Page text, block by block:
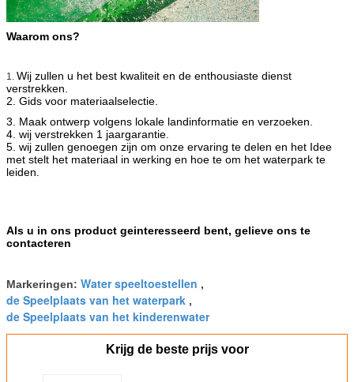
Waarom ons?
1. Wij zullen u het best kwaliteit en de enthousiaste dienst
verstrekken.
2. Gids voor materiaalselectie.
3. Maak ontwerp volgens lokale landinformatie en verzoeken.
4. wij verstrekken 1 jaargarantie.
5. wij zullen genoegen zijn om onze ervaring te delen en het Idee
met stelt het materiaal in werking en hoe te om het waterpark te
leiden.
Als u in ons product geinteresseerd bent, gelieve ons te
contacteren
Markeringen: Water speeltoestellen ,
de Speelplaats van het waterpark ,
de Speelplaats van het kinderenwater
Krijg de beste prijs voor